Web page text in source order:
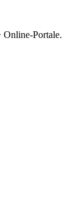
Online-Portale.